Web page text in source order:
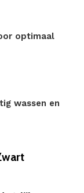
optimaal
wassen en